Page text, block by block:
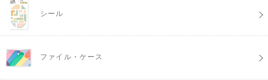
シール
ファイル・ケース